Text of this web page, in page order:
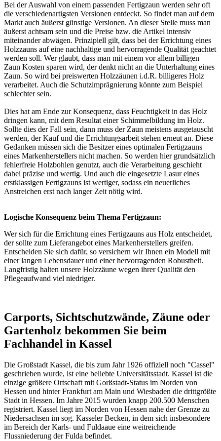
Bei der Auswahl von einem passenden Fertigzaun werden sehr oft
die verschiedenartigsten Versionen entdeckt. So findet man auf dem
Markt auch äußerst günstige Versionen. An dieser Stelle muss man
äußerst achtsam sein und die Preise bzw. die Artikel intensiv
miteinander abwägen. Prinzipiell gilt, dass bei der Errichtung eines
Holzzauns auf eine nachhaltige und hervorragende Qualität geachtet
werden soll. Wer glaubt, dass man mit einem vor allem billigen
Zaun Kosten sparen wird, der denkt nicht an die Unterhaltung eines
Zaun. So wird bei preiswerten Holzzäunen i.d.R. billigeres Holz
verarbeitet. Auch die Schutzimprägnierung könnte zum Beispiel
schlechter sein.
Dies hat am Ende zur Konsequenz, dass Feuchtigkeit in das Holz
dringen kann, mit dem Resultat einer Schimmelbildung im Holz.
Sollte dies der Fall sein, dann muss der Zaun meistens ausgetauscht
werden, der Kauf und die Errichtungsarbeit stehen erneut an. Diese
Gedanken müssen sich die Besitzer eines optimalen Fertigzauns
eines Markenherstellers nicht machen. So werden hier grundsätzlich
fehlerfreie Holzbohlen genutzt, auch die Verarbeitung geschieht
dabei präzise und wertig. Und auch die eingesetzte Lasur eines
erstklassigen Fertigzauns ist wertiger, sodass ein neuerliches
Anstreichen erst nach langer Zeit nötig wird.
Logische Konsequenz beim Thema Fertigzaun:
Wer sich für die Errichtung eines Fertigzauns aus Holz entscheidet,
der sollte zum Lieferangebot eines Markenherstellers greifen.
Entscheiden Sie sich dafür, so versichern wir Ihnen ein Modell mit
einer langen Lebensdauer und einer hervorragenden Robustheit.
Langfristig halten unsere Holzzäune wegen ihrer Qualität den
Pflegeaufwand viel niedriger.
Carports, Sichtschutzwände, Zäune oder
Gartenholz bekommen Sie beim
Fachhandel in Kassel
Die Großstadt Kassel, die bis zum Jahr 1926 offiziell noch "Cassel"
geschrieben wurde, ist eine beliebte Universitätsstadt. Kassel ist die
einzige größere Ortschaft mit Gorßstadt-Status im Norden von
Hessen und hinter Frankfurt am Main und Wiesbaden die drittgrößte
Stadt in Hessen. Im Jahre 2015 wurden knapp 200.500 Menschen
registriert. Kassel liegt im Norden von Hessen nahe der Grenze zu
Niedersachsen im sog. Kasseler Becken, in dem sich insbesondere
im Bereich der Karls- und Fuldaaue eine weitreichende
Flussniederung der Fulda befindet.